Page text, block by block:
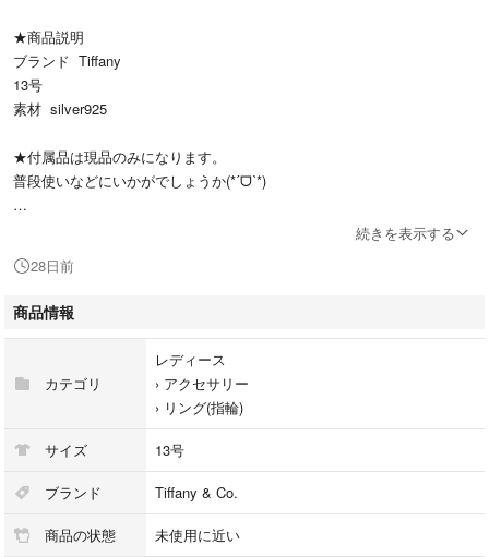
★商品説明
ブランド Tiffany
13号
素材 silver925
★付属品は現品のみになります。
普段使いなどにいかがでしょうか(*ˊᗜˋ*)
★その他割引き等のご相談も受け付けますのでお気軽にコメントくださ
続きを表示する
28日前
商品情報
カテゴリ
レディース
› アクセサリー
› リング(指輪)
サイズ 13号
ブランド Tiffany & Co.
商品の状態 未使用に近い